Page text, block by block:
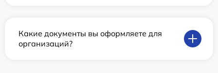
Какие документы вы оформляете для
организаций?